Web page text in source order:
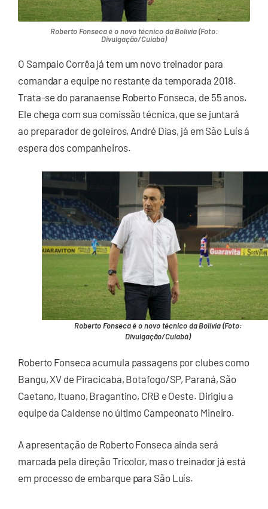
Roberto Fonseca é o novo técnico da Bolívia (Foto:
Divulgação/Cuiabá)
O Sampaio Corrêa já tem um novo treinador para
comandar a equipe no restante da temporada 2018.
Trata-se do paranaense Roberto Fonseca, de 55 anos.
Ele chega com sua comissão técnica, que se juntará
ao preparador de goleiros, André Dias, já em São Luís á
espera dos companheiros.
Roberto Fonseca é o novo técnico da Bolívia (Foto:
Divulgação/Cuiabá)
Roberto Fonseca acumula passagens por clubes como
Bangu, XV de Piracicaba, Botafogo/SP, Paraná, São
Caetano, Ituano, Bragantino, CRB e Oeste. Dirigiu a
equipe da Caldense no último Campeonato Mineiro.
A apresentação de Roberto Fonseca ainda será
marcada pela direção Tricolor, mas o treinador já está
em processo de embarque para São Luís.